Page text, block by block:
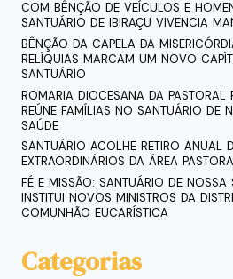
COM BÊNÇÃO DE VEÍCULOS E
SANTUÁRIO DE IBIRAÇU VIVENCIA
BÊNÇÃO DA CAPELA DA
RELÍQUIAS MARCAM UM NOVO
SANTUÁRIO
ROMARIA DIOCESANA DA PASTORAL
REÚNE FAMÍLIAS NO SANTUÁRIO DE
SAÚDE
SANTUÁRIO ACOLHE RETIRO ANUAL
EXTRAORDINÁRIOS DA ÁREA
FÉ E MISSÃO: SANTUÁRIO DE NOSSA
INSTITUI NOVOS MINISTROS DA
COMUNHÃO EUCARÍSTICA
Categorias